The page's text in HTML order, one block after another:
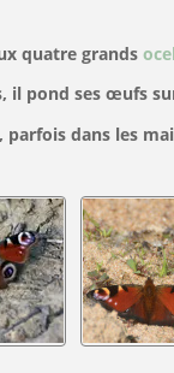
quatre grands
il pond ses œufs
dans les